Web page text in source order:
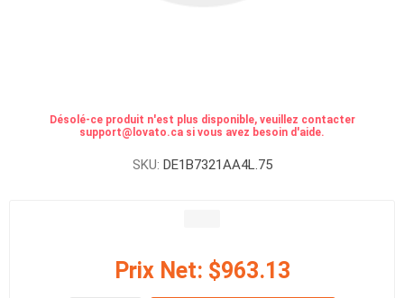
Désolé-ce produit n'est plus disponible, veuillez contacter
support@lovato.ca si vous avez besoin d'aide.
SKU: DE1B7321AA4L.75
Prix Net: $963.13